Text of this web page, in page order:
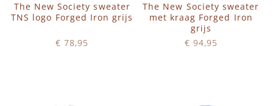
The New Society sweater
TNS logo Forged Iron grijs
€ 78,95
The New Society sweater
met kraag Forged Iron
grijs
€ 94,95